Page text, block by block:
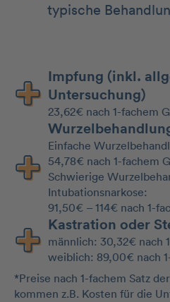
typische
Impfung (inkl.
Untersuchung)
23,62€ nach 1-fachem
Einfache
54,78€ nach 1-fachem
Schwierige
Intubationsnarkose:
91,50€ – 114€ nach 1-
Kastration oder
männlich: 30,32€ nach
weiblich: 89,00€ nach
*Preise nach 1-fachem Satz
kommen z.B. Kosten für die